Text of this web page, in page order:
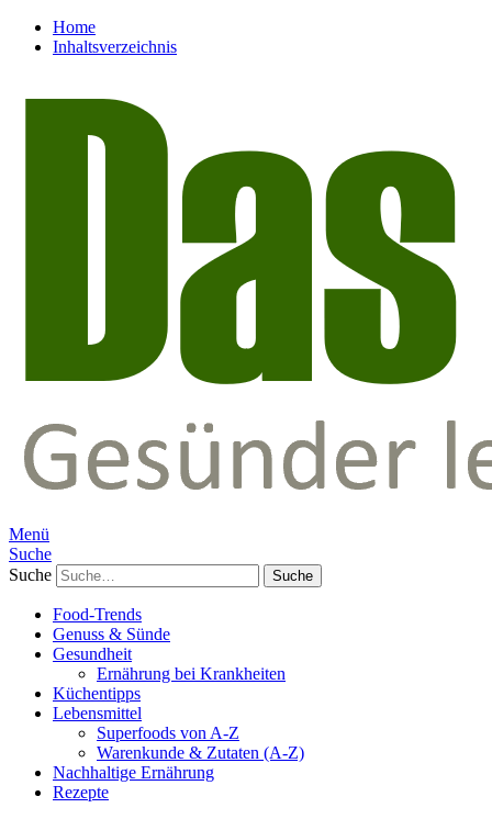
Home
Inhaltsverzeichnis
Menü
Suche
Suche
Food-Trends
Genuss & Sünde
Gesundheit
Ernährung bei Krankheiten
Küchentipps
Lebensmittel
Superfoods von A-Z
Warenkunde & Zutaten (A-Z)
Nachhaltige Ernährung
Rezepte